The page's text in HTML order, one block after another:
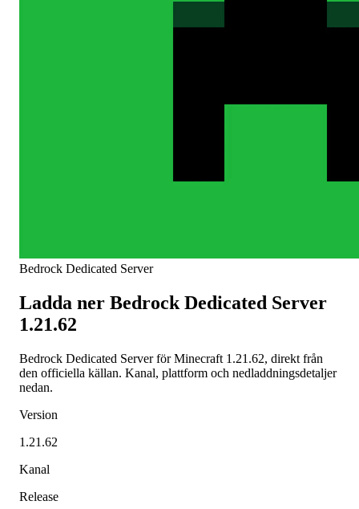
Bedrock Dedicated Server
Ladda ner Bedrock Dedicated Server
1.21.62
Bedrock Dedicated Server för Minecraft 1.21.62, direkt från
den officiella källan. Kanal, plattform och nedladdningsdetaljer
nedan.
Version
1.21.62
Kanal
Release